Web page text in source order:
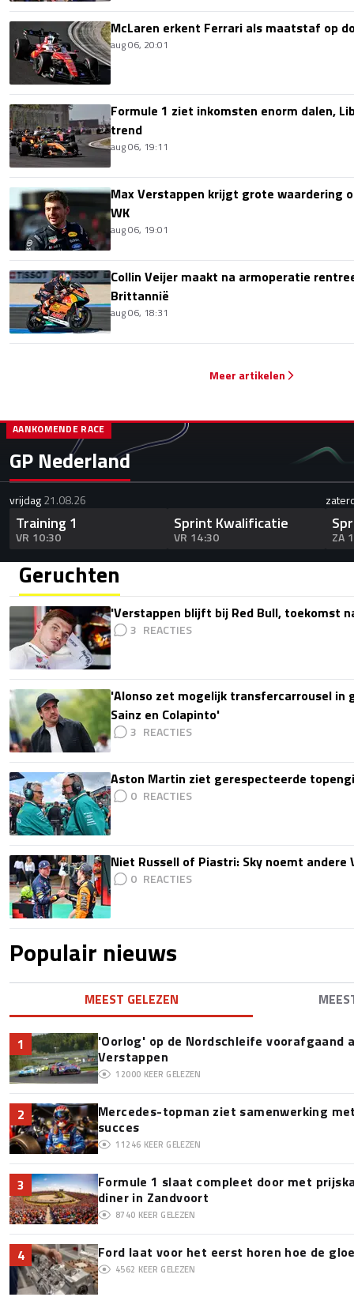
McLaren erkent Ferrari als maatstaf op
aug 06, 20:01
Formule 1 ziet inkomsten enorm dalen,
trend
aug 06, 19:11
Max Verstappen krijgt grote waardering
WK
aug 06, 19:01
Collin Veijer maakt na armoperatie
Brittannië
aug 06, 18:31
Meer artikelen
GP Nederland
AANKOMENDE RACE
vrijdag21.08.26
Training 1
VR 10:30
Sprint Kwalificatie
VR 14:30 ZA
Geruchten
'Verstappen blijft bij Red Bull, toekomst
3
'Alonso zet mogelijk transfercarrousel in
Sainz en Colapinto'
3
Aston Martin ziet gerespecteerde
0
Niet Russell of Piastri: Sky noemt
0
Populair nieuws
MEEST GELEZEN
1
'Oorlog' op de Nordschleife voorafgaand
Verstappen
12000 KEER GELEZEN
2
Mercedes-topman ziet samenwerking
succes
11246 KEER GELEZEN
3
Formule 1 slaat compleet door met
diner in Zandvoort
8740 KEER GELEZEN
4 Ford laat voor het eerst horen hoe de
4562 KEER GELEZEN